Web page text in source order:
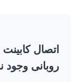
موارد
اتصال
روبانی وجود